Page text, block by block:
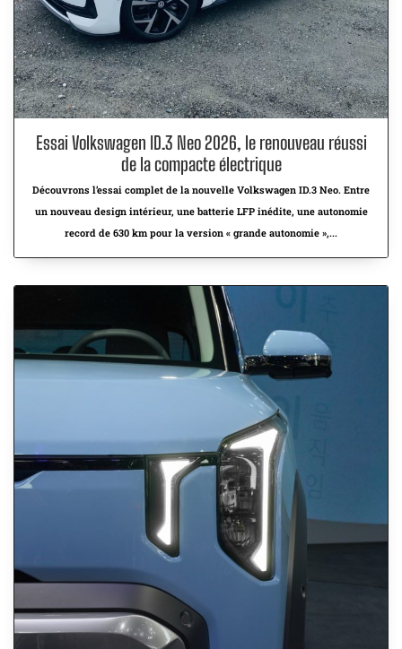
Essai Volkswagen ID.3 Neo 2026, le renouveau réussi
de la compacte électrique
Découvrons l’essai complet de la nouvelle Volkswagen ID.3 Neo. Entre
un nouveau design intérieur, une batterie LFP inédite, une autonomie
record de 630 km pour la version « grande autonomie »,...